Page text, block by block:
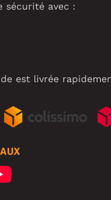
sécurité avec :
est livrée